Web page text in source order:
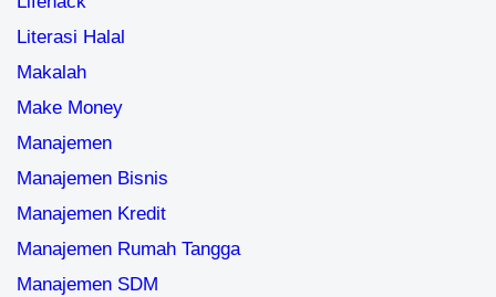
Literasi Halal
Makalah
Make Money
Manajemen
Manajemen Bisnis
Manajemen Kredit
Manajemen Rumah Tangga
Manajemen SDM